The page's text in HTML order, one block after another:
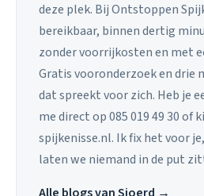
deze plek. Bij Ontstoppen
bereikbaar, binnen dertig
zonder voorrijkosten en met
Gratis vooronderzoek en drie
dat spreekt voor zich. Heb je
me direct op 085 019 49 30
spijkenisse.nl. Ik fix het voor
laten we niemand in de put